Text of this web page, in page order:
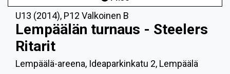
U13 (2014), P12 Valkoinen B
Lempäälän turnaus - Steelers
Ritarit
Lempäälä-areena, Ideaparkinkatu 2, Lempäälä